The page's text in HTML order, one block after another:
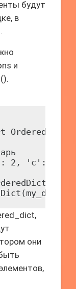
будут
в
и
2, 'c': 3}
они